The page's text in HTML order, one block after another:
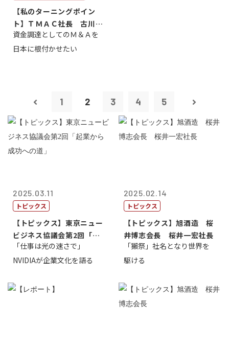
【私のターニングポイン
ト】ＴＭＡＣ社長 古川英
一
資金調達としてのＭ＆Ａを
日本に根付かせたい
1 2 3 4 5
2025.03.11
トピックス
【トピックス】東京ニュー
ビジネス協議会第2回「起
業から成功へ...
「仕事は光の速さで」
NVIDIAが企業文化を語る
2025.02.14
トピックス
【トピックス】旭酒造 桜
井博志会長 桜井一宏社長
「獺祭」社名となり世界を
駆ける